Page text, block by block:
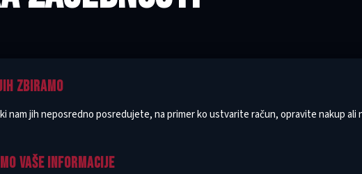
ZBIRAMO
nam jih neposredno posredujete, na primer ko ustvarite račun, opravite nakup
VAŠE INFORMACIJE